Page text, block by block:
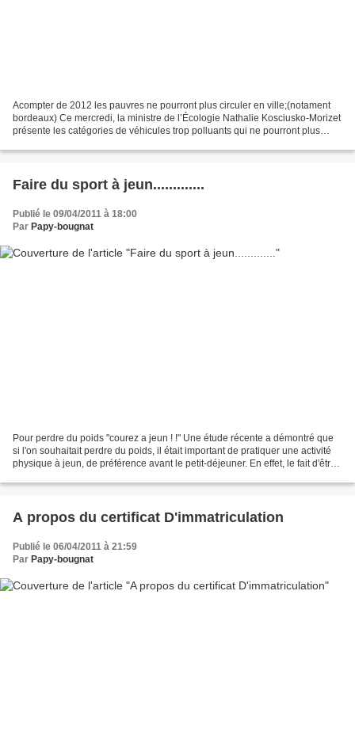
Acompter de 2012 les pauvres ne pourront plus circuler en ville;(notament
bordeaux) Ce mercredi, la ministre de l’Écologie Nathalie Kosciusko-Morizet
présente les catégories de véhicules trop polluants qui ne pourront plus
Faire du sport à jeun.............
Publié le 09/04/2011 à 18:00
Par Papy-bougnat
Pour perdre du poids "courez a jeun ! !" Une étude récente a démontré que
si l'on souhaitait perdre du poids, il était important de pratiquer une activité
physique à jeun, de préférence avant le petit-déjeuner. En effet, le fait d'être
A propos du certificat D'immatriculation
Publié le 06/04/2011 à 21:59
Par Papy-bougnat